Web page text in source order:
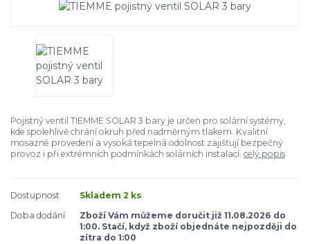
Pojistný ventil TIEMME SOLAR 3 bary je určen pro solární systémy,
kde spolehlivě chrání okruh před nadměrným tlakem. Kvalitní
mosazné provedení a vysoká tepelná odolnost zajišťují bezpečný
provoz i při extrémních podmínkách solárních instalací. celý popis
Dostupnost
Skladem 2 ks
Doba dodání
Zboží Vám můžeme doručit již 11.08.2026 do
1:00. Stačí, když zboží objednáte nejpozději do
zítra do 1:00